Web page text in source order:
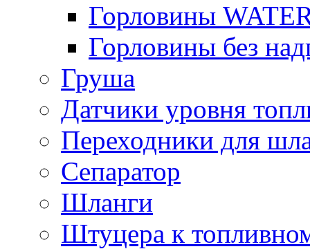
Горловины
Горловины без
Груша
Датчики уровня
Переходники для
Сепаратор
Шланги
Штуцера к